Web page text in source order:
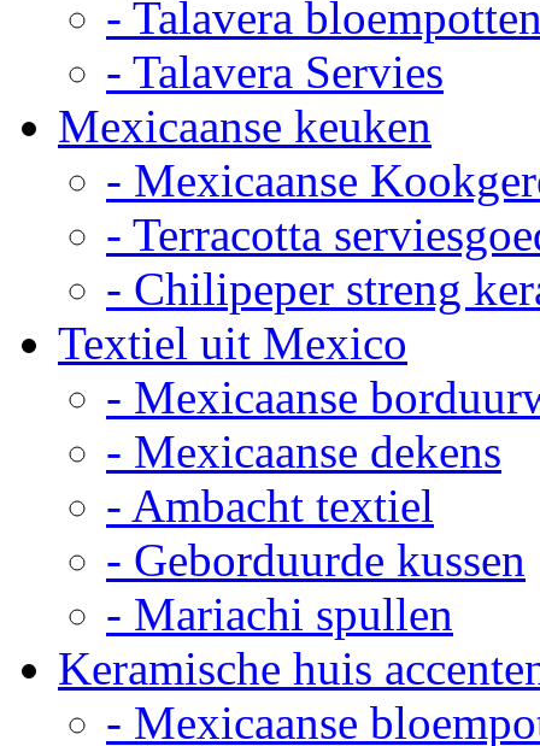
- Talavera
- Talavera Servies
Mexicaanse keuken
- Mexicaanse
- Terracotta
- Chilipeper streng
Textiel uit Mexico
- Mexicaanse
- Mexicaanse dekens
- Ambacht textiel
- Geborduurde kussen
- Mariachi spullen
Keramische huis
- Mexicaanse